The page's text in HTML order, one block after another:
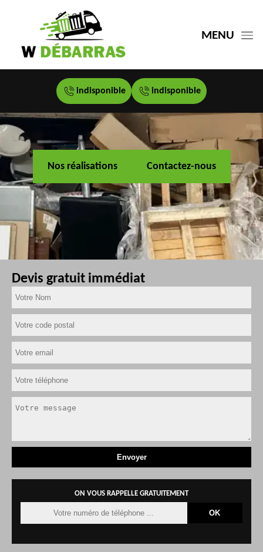
MENU
indisponible indisponible
Nos réalisations Contactez-nous
Devis gratuit immédiat
ON VOUS RAPPELLE GRATUITEMENT